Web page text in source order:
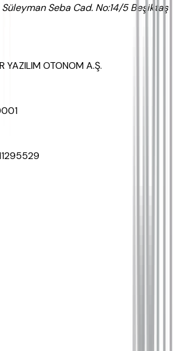
Süleyman Seba Cad. No:14/5 Beşiktaş
YAZILIM OTONOM A.Ş.